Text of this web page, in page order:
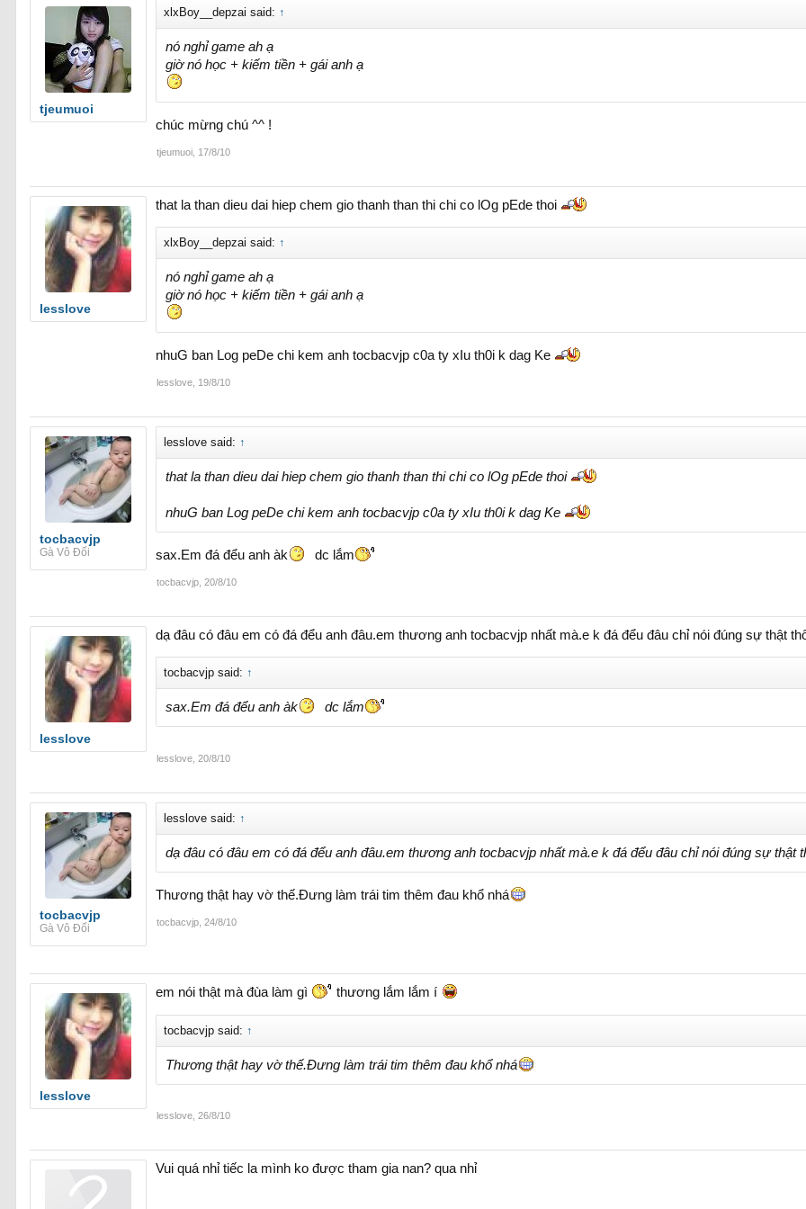
tjeumuoi
xlxBoy__depzai said: ↑
nó nghỉ game ah ạ
giờ nó học + kiếm tiền + gái anh ạ
chúc mừng chú ^^ !
tjeumuoi 17/8/10
lesslove
that la than dieu dai hiep chem gio thanh than thi chi co lOg pEde thoi
xlxBoy__depzai said: ↑
nó nghỉ game ah ạ
giờ nó học + kiếm tiền + gái anh ạ
nhuG ban Log peDe chi kem anh tocbacvjp c0a ty xIu th0i k dag Ke
lesslove 19/8/10
tocbacvjp
Gà Vô Đối
lesslove said: ↑
that la than dieu dai hiep chem gio thanh than thi chi co lOg pEde thoi
nhuG ban Log peDe chi kem anh tocbacvjp c0a ty xIu th0i k dag Ke
sax.Em đá đểu anh àk dc lắm
tocbacvjp 20/8/10
lesslove
dạ đâu có đâu em có đá đểu anh đâu.em thương anh tocbacvjp nhất mà.e k đá đểu đâu chỉ nói đúng sự thật
tocbacvjp said: ↑
sax.Em đá đểu anh àk dc lắm
lesslove 20/8/10
tocbacvjp
Gà Vô Đối
lesslove said: ↑
dạ đâu có đâu em có đá đểu anh đâu.em thương anh tocbacvjp nhất mà.e k đá đểu đâu chỉ nói đúng sự thật
Thương thật hay vờ thế.Đưng làm trái tim thêm đau khổ nhá
tocbacvjp 24/8/10
lesslove
em nói thật mà đùa làm gì thương lắm lắm í
tocbacvjp said: ↑
Thương thật hay vờ thế.Đưng làm trái tim thêm đau khổ nhá
lesslove 26/8/10
Vui quá nhỉ tiếc la mình ko được tham gia nan? qua nhỉ